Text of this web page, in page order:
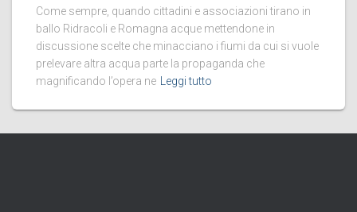
Come sempre, quando cittadini e associazioni tirano in
ballo Ridracoli e Romagna acque mettendone in
discussione scelte che minacciano i fiumi da cui si vuole
prelevare altra acqua parte la propaganda che
magnificando l’opera ne
Leggi tutto